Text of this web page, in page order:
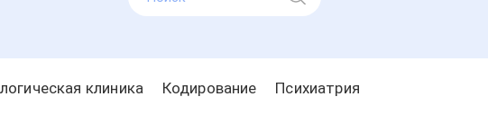
клиника Кодирование Психиатрия